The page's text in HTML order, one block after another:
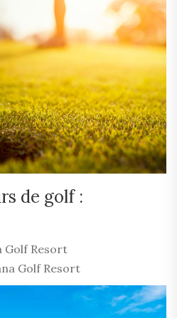
de golf :
Golf Resort
Golf Resort